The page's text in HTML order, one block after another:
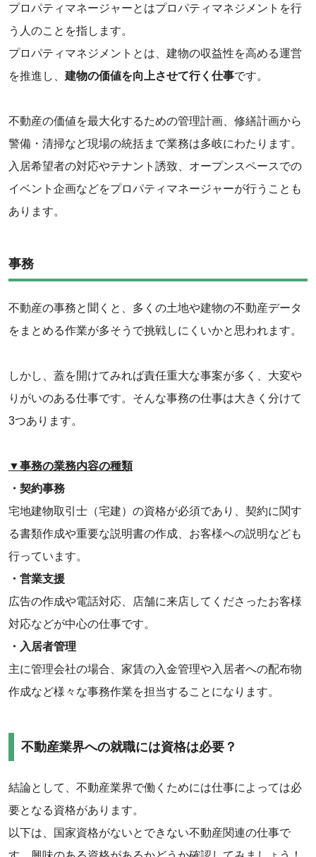
‌プロパティマネージャーとはプロパティマネジメントを行
う人のことを指します。
プロパティマネジメントとは、建物の収益性を高める運営
を推進し、 建物の価値を向上させて行く仕事です。
不動産の価値を最大化するための管理計画、修繕計画から
警備・清掃など現場の統括まで業務は多岐にわたります。
入居希望者の対応やテナント誘致、オープンスペースでの
イベント企画などをプロパティマネージャーが行うことも
あります。
事務
不動産の事務と聞くと、多くの土地や建物の不動産データ
をまとめる作業が多そうで挑戦しにくいかと思われます。
しかし、蓋を開けてみれば責任重大な事案が多く、大変や
りがいのある仕事です。そんな事務の仕事は大きく分けて
3つあります。
‌▼事務の業務内容の種類
・契約事務
宅地建物取引士（宅建）の資格が必須であり、契約に関す
る書類作成や重要な説明書の作成、お客様への説明なども
行っています。
‌・営業支援
広告の作成や電話対応、店舗に来店してくださったお客様
対応などが中心の仕事です。
‌・入居者管理
主に管理会社の場合、家賃の入金管理や入居者への配布物
作成など様々な事務作業を担当することになります。
不動産業界への就職には資格は必要？
結論として、不動産業界で働くためには仕事によっては必
要となる資格があります。
以下は、国家資格がないとできない不動産関連の仕事で